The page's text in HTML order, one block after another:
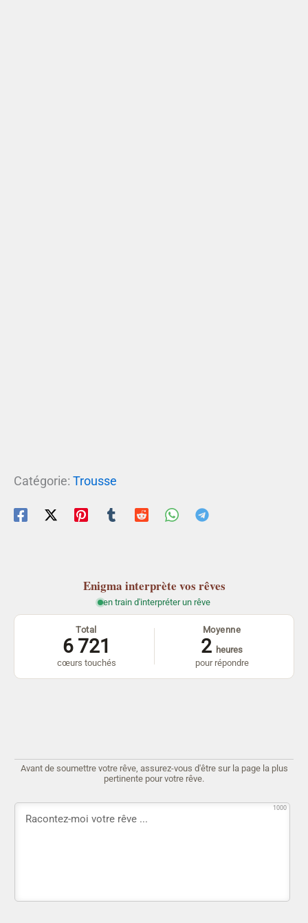
Catégorie: Trousse
Enigma interprète vos rêves
en train d'interpréter un rêve
Total
6 721
cœurs touchés
Moyenne
2 heures
pour répondre
Avant de soumettre votre rêve, assurez-vous d'être sur la page la plus
pertinente pour votre rêve.
1000